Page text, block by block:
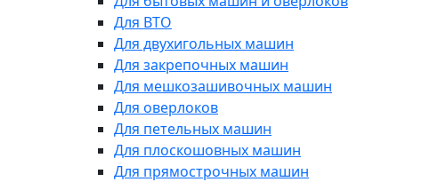
Для ВТО
Для двухигольных машин
Для закрепочных машин
Для мешкозашивочных машин
Для оверлоков
Для петельных машин
Для плоскошовных машин
Для прямострочных машин